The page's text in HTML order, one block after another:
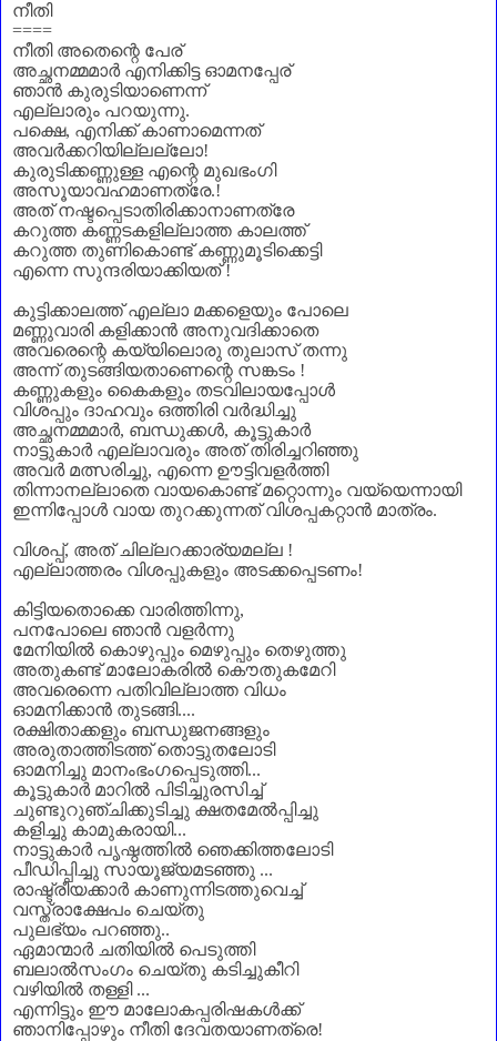
നീതി
====
നീതി അതെന്റെ പേര്
അച്ഛനമ്മമാർ എനിക്കിട്ട ഓമനപ്പേര്
ഞാന്‍ കുരുടിയാണെന്ന്
എല്ലാരും പറയുന്നു.
പക്ഷെ, എനിക്ക് കാണാമെന്നത്
അവര്‍ക്കറിയില്ലല്ലോ!
കുരുടിക്കണ്ണുള്ള എന്റെ മുഖഭംഗി
അസൂയാവഹമാണത്രേ.!
അത് നഷ്ടപ്പെടാതിരിക്കാനാണത്രേ
കറുത്ത കണ്ണടകളില്ലാത്ത കാലത്ത്
കറുത്ത തുണികൊണ്ട് കണ്ണുമൂടിക്കെട്ടി
എന്നെ സുന്ദരിയാക്കിയത് !
കുട്ടിക്കാലത്ത് എല്ലാ മക്കളെയും പോലെ
മണ്ണുവാരി കളിക്കാന്‍ അനുവദിക്കാതെ
അവരെന്റെ കയ്യിലൊരു തുലാസ് തന്നു
അന്ന് തുടങ്ങിയതാണെന്റെ സങ്കടം !
കണ്ണുകളും കൈകളും തടവിലായപ്പോൾ
വിശപ്പും ദാഹവും ഒത്തിരി വര്‍ദ്ധിച്ചു
അച്ഛനമ്മമാർ, ബന്ധുക്കൾ, കൂട്ടുകാർ
നാട്ടുകാർ എല്ലാവരും അത് തിരിച്ചറിഞ്ഞു
അവർ മത്സരിച്ചു, എന്നെ ഊട്ടിവളര്‍ത്തി
തിന്നാനല്ലാതെ വായകൊണ്ട് മറ്റൊന്നും വയ്യെന്നായി
ഇന്നിപ്പോൾ വായ തുറക്കുന്നത് വിശപ്പകറ്റാൻ മാത്രം.
വിശപ്പ്‌, അത് ചില്ലറക്കാര്യമല്ല !
എല്ലാത്തരം വിശപ്പുകളും അടക്കപ്പെടണം!
കിട്ടിയതൊക്കെ വാരിത്തിന്നു,
പനപോലെ ഞാൻ വളര്‍ന്നു
മേനിയിൽ കൊഴുപ്പും മെഴുപ്പും തെഴുത്തു
അതുകണ്ട് മാലോകരിൽ കൌതുകമേറി
അവരെന്നെ പതിവില്ലാത്ത വിധം
ഓമനിക്കാന്‍ തുടങ്ങി....
രക്ഷിതാക്കളും ബന്ധുജനങ്ങളും
അരുതാത്തിടത്ത് തൊട്ടുതലോടി
ഓമനിച്ചു മാനംഭംഗപ്പെടുത്തി...
കൂട്ടുകാർ മാറിൽ പിടിച്ചുരസിച്ച്
ചുണ്ടുറുഞ്ചിക്കുടിച്ചു ക്ഷതമേല്‍പ്പിച്ചു
കളിച്ചു കാമുകരായി...
നാട്ടുകാർ പൃഷ്ഠത്തിൽ ഞെക്കിത്തലോടി
പീഡിപ്പിച്ചു സായൂജ്യമടഞ്ഞു ...
രാഷ്ട്രീയക്കാർ കാണുന്നിടത്തുവെച്ച്
വസ്ത്രാക്ഷേപം ചെയ്തു
പുലഭ്യം പറഞ്ഞു..
ഏമാന്മാർ ചതിയിൽ പെടുത്തി
ബലാല്‍സംഗം ചെയ്തു കടിച്ചുകീറി
വഴിയിൽ തള്ളി ...
എന്നിട്ടും ഈ മാലോകപ്പരിഷകള്‍ക്ക്
ഞാനിപ്പോഴും നീതി ദേവതയാണത്രെ!